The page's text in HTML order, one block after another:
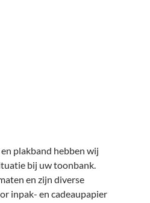
plakband hebben wij
bij uw toonbank.
en zijn diverse
inpak- en cadeaupapier